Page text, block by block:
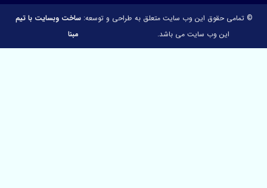
حقوق این وب سایت متعلق به
این وب سایت می باشد.
طراحی و توسعه:ساخت وبسایت با تیم